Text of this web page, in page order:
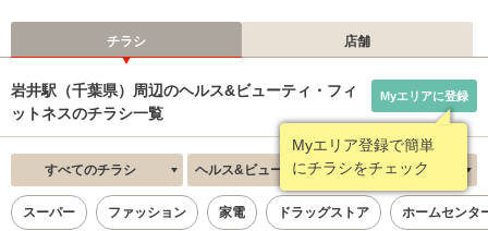
チラシ 店舗
岩井駅（千葉県）周辺のヘルス&ビューティ・フィ
ットネスのチラシ一覧
Myエリア登録で簡単
にチラシをチェック
Myエリアに登録
すべてのチラシ ヘルス&ビューティ・フィットネス 新着順
スーパー ファッション 家電 ドラッグストア ホームセンタ